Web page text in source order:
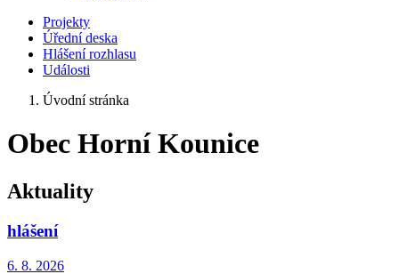
Projekty
Úřední deska
Hlášení rozhlasu
Události
Úvodní stránka
Obec Horní Kounice
Aktuality
hlášení
6. 8. 2026